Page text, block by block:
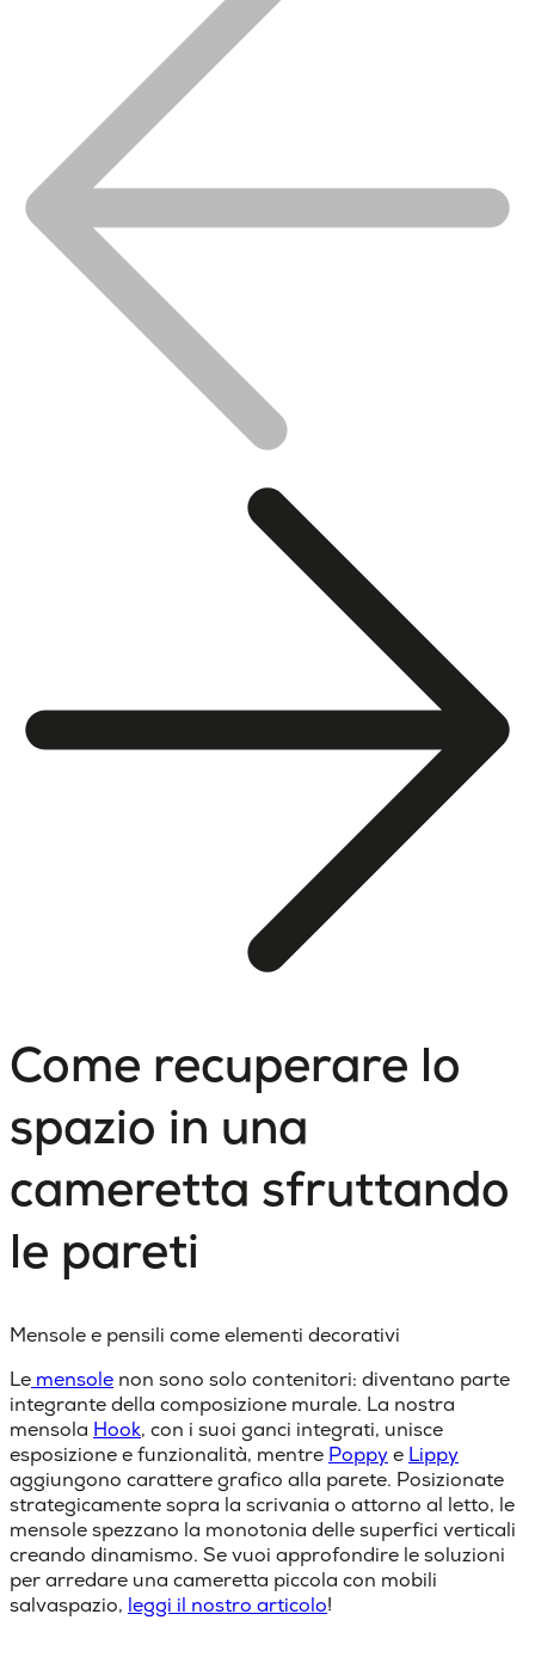
Come recuperare lo
spazio in una
cameretta sfruttando
le pareti
Mensole e pensili come elementi decorativi
Le mensole non sono solo contenitori: diventano parte
integrante della composizione murale. La nostra
mensola Hook, con i suoi ganci integrati, unisce
esposizione e funzionalità, mentre Poppye Lippy
aggiungono carattere grafico alla parete. Posizionate
strategicamente sopra la scrivania o attorno al letto, le
mensole spezzano la monotonia delle superfici verticali
creando dinamismo. Se vuoi approfondire lesoluzioni
per arredare una cameretta piccola con mobili
salvaspazio, leggi il nostro articolo!